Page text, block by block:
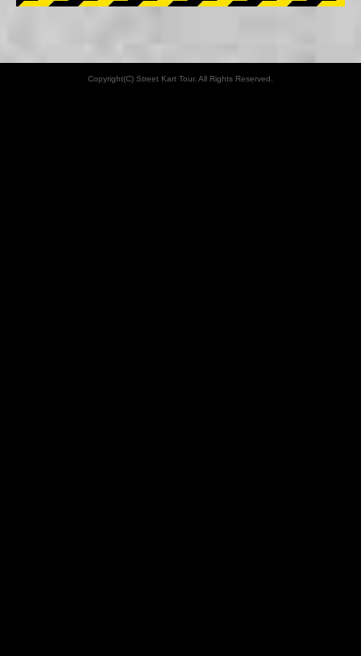
Copyright(C) Street Kart Tour. All Rights Reserved.